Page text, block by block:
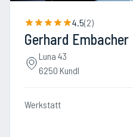
4.5(2)
Gerhard Embacher
Luna 43
6250 Kundl
Werkstatt